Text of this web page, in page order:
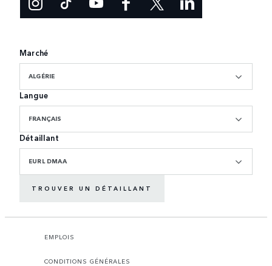
Marché
ALGÉRIE
Langue
FRANÇAIS
Détaillant
EURL DMAA
TROUVER UN DÉTAILLANT
EMPLOIS
CONDITIONS GÉNÉRALES